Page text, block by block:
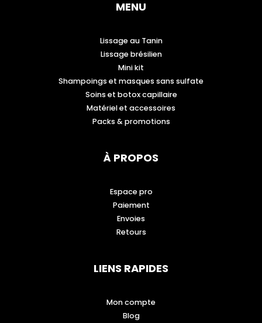
MENU
Lissage au Tanin
Lissage brésilien
Mini kit
Shampoings et masques sans sulfate
Soins et botox capillaire
Matériel et accessoires
Packs & promotions
À PROPOS
Espace pro
Paiement
Envoies
Retours
LIENS RAPIDES
Mon compte
Blog